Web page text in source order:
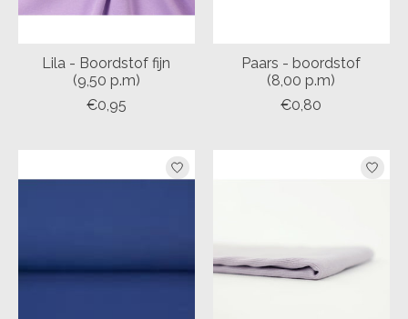
Lila - Boordstof fijn
(9,50 p.m)
€0,95
Paars - boordstof
(8,00 p.m)
€0,80